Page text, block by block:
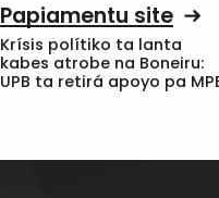
Papiamentu site
Krísis polítiko ta lanta
kabes atrobe na Boneiru:
UPB ta retirá apoyo pa